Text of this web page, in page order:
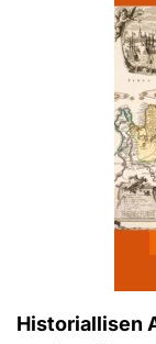
Historiallisen